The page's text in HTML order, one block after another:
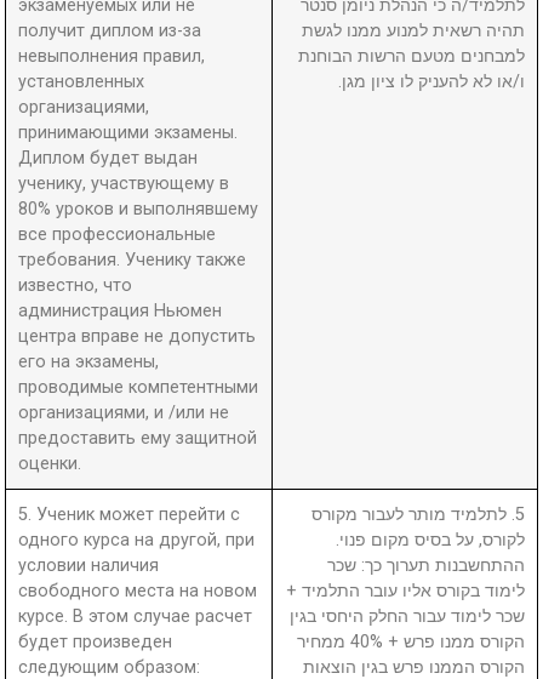
экзаменуемых или не
получит диплом из-за
невыполнения правил,
установленных
организациями,
принимающими экзамены.
Диплом будет выдан
ученику, участвующему в
80% уроков и выполнявшему
все профессиональные
требования. Ученику также
известно, что
администрация Ньюмен
центра вправе не допустить
его на экзамены,
проводимые компетентными
организациями, и /или не
предоставить ему защитной
оценки.
לתלמיד/ה כי הנהלת ניומן סנטר
תהיה רשאית למנוע ממנו לגשת
למבחנים מטעם הרשות הבוחנת
ו/או לא להעניק לו ציון מגן.
5. Ученик может перейти с
одного курса на другой, при
условии наличия
свободного места на новом
курсе. В этом случае расчет
будет произведен
следующим образом:
5. לתלמיד מותר לעבור מקורס
לקורס, על בסיס מקום פנוי.
ההתחשבנות תערוך כך: שכר
לימוד בקורס אליו עובר התלמיד +
שכר לימוד עבור החלק היחסי בגין
הקורס ממנו פרש + 40% ממחיר
הקורס הממנו פרש בגין הוצאות